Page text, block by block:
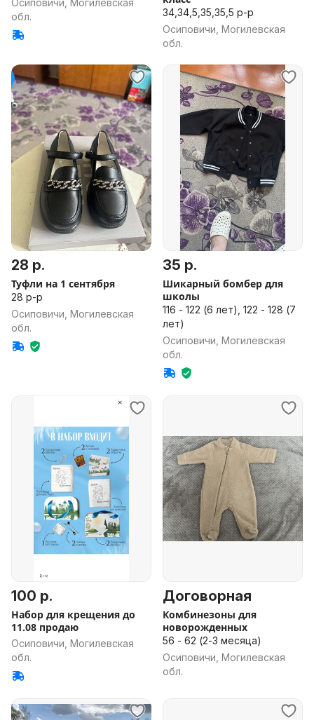
Осиповичи, Могилевская
обл.
34,34,5,35,35,5 р-р
Осиповичи, Могилевская
обл.
28 р.
Туфли на 1 сентября
28 р-р
Осиповичи, Могилевская
обл.
35 р.
Шикарный бомбер для
школы
116 - 122 (6 лет), 122 - 128 (7
лет)
Осиповичи, Могилевская
обл.
100 р.
Набор для крещения до
11.08 продаю
Осиповичи, Могилевская
обл.
Договорная
Комбинезоны для
новорожденных
56 - 62 (2-3 месяца)
Осиповичи, Могилевская
обл.